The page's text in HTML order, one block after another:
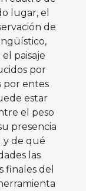
lugar, el
de
paisaje
por
por entes
estar
el peso
presencia
y de qué
las
finales del